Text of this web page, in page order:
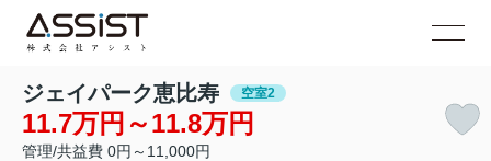
ジェイパーク恵比寿 空室2
11.7万円～11.8万円
管理/共益費 0円～11,000円